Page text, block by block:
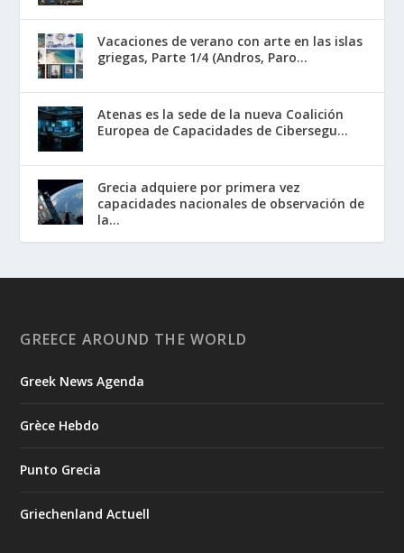
Vacaciones de verano con arte en las islas
griegas, Parte 1/4 (Andros, Paro...
Atenas es la sede de la nueva Coalición
Europea de Capacidades de Cibersegu...
Grecia adquiere por primera vez
capacidades nacionales de observación de
la...
GREECE AROUND THE WORLD
Greek News Agenda
Grèce Hebdo
Punto Grecia
Griechenland Actuell